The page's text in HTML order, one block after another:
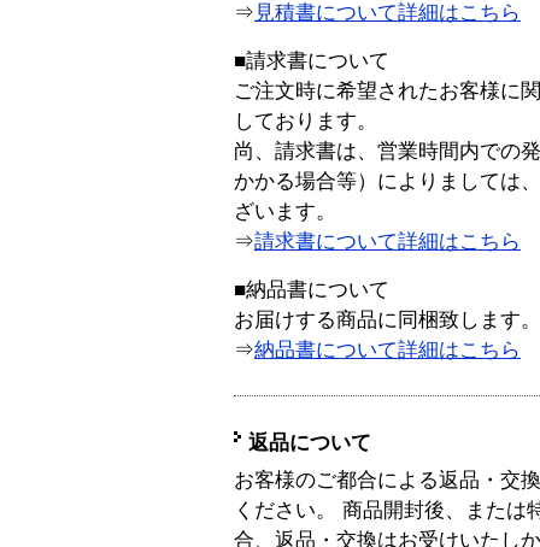
⇒ 見積書について詳細はこちら
■請求書について
ご注文時に希望されたお客様に
しております。
尚、請求書は、営業時間内での
かかる場合等）によりましては
ざいます。
⇒請求書について詳細はこちら
■納品書について
お届けする商品に同梱致します。
⇒納品書について詳細はこちら
返品について
お客様のご都合による返品・交
ください。 商品開封後、または
合、返品・交換はお受けいたし